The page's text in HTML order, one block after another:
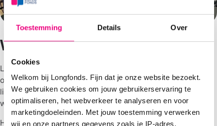
Toestemming Details Over
Cookies
Welkom bij Longfonds. Fijn dat je onze website bezoekt.
We gebruiken cookies om jouw gebruikerservaring te
optimaliseren, het webverkeer te analyseren en voor
marketingdoeleinden. Met jouw toestemming verwerken
wij en onze partners gegevens zoals je IP-adres,
Webinar terugkijken
Longfonds organiseert regelmatig webinars over
onderwerpen die ons en onze achterban na aan het hart
liggen. De webinars worden gegeven door
wetenschappers, longartsen en zorgprofessionals.
Heb je een webinar gemist? Je kunt ze allemaal